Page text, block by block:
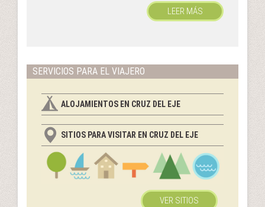
LEER MÁS
SERVICIOS PARA EL VIAJERO
ALOJAMIENTOS EN CRUZ DEL EJE
SITIOS PARA VISITAR EN CRUZ DEL EJE
VER SITIOS